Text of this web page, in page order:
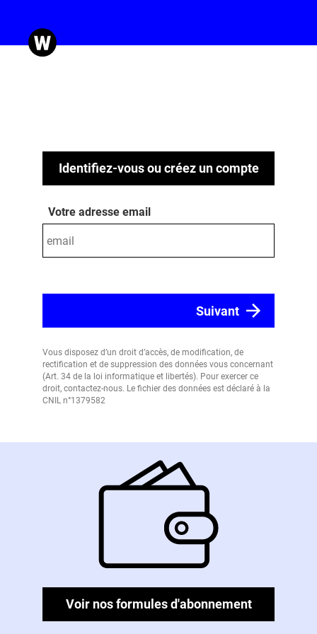
Identifiez-vous ou créez un compte
Votre adresse email
Vous disposez d’un droit d’accès, de modification, de
rectification et de suppression des données vous concernant
(Art. 34 de la loi informatique et libertés). Pour exercer ce
droit, contactez-nous. Le fichier des données est déclaré à la
CNIL n°1379582
Voir nos formules d'abonnement